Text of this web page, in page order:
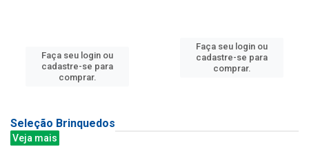
Faça seu login ou
cadastre-se para
comprar.
Faça seu login ou
cadastre-se para
comprar.
Seleção Brinquedos
Veja mais